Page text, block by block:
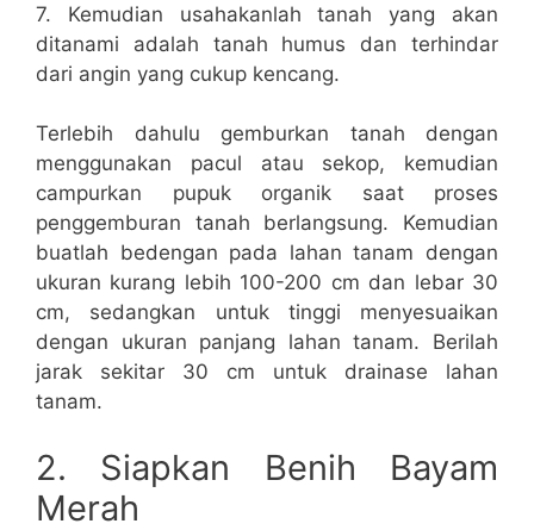
7. Kemudian usahakanlah tanah yang akan
ditanami adalah tanah humus dan terhindar
dari angin yang cukup kencang.
Terlebih dahulu gemburkan tanah dengan
menggunakan pacul atau sekop, kemudian
campurkan pupuk organik saat proses
penggemburan tanah berlangsung. Kemudian
buatlah bedengan pada lahan tanam dengan
ukuran kurang lebih 100-200 cm dan lebar 30
cm, sedangkan untuk tinggi menyesuaikan
dengan ukuran panjang lahan tanam. Berilah
jarak sekitar 30 cm untuk drainase lahan
tanam.
2. Siapkan Benih Bayam
Merah